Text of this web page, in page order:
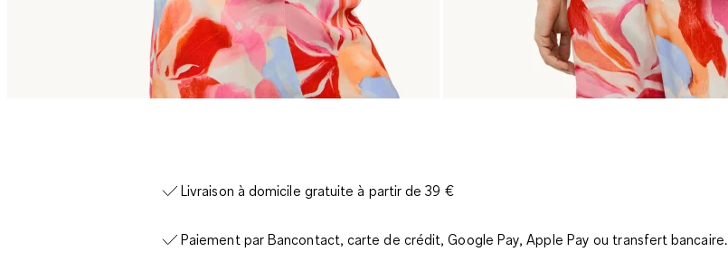
Livraison à domicile gratuite à partir de 39 €
Paiement par Bancontact, carte de crédit, Google Pay, Apple Pay ou transfert bancaire.